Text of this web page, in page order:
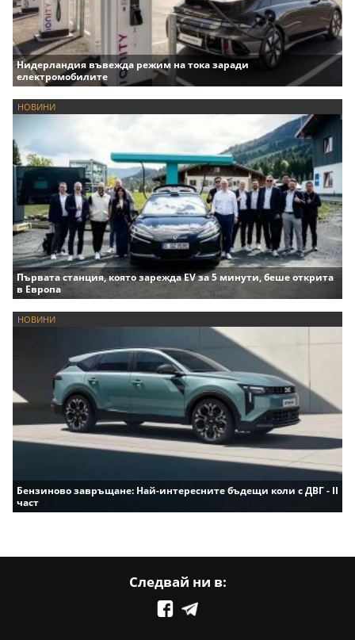
Нидерландия въвежда режим на тока заради
електромобилите
НОВИНИ
Първата станция, която зарежда EV за 5 минути, беше открита
в Европа
НОВИНИ
Бензиново завръщане: Най-интересните бъдещи коли с ДВГ - II
част
Следвай ни в: